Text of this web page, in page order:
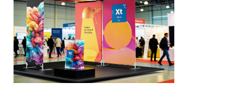
stolz
darauf,
Ihnen
Xtend
vorstellen
zu
dürfen